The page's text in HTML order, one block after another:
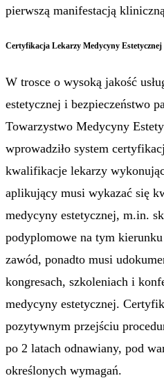
pierwszą manifestacją
Certyfikacja Lekarzy Medycyny Estetycznej
W trosce o wysoką jakość
estetycznej i bezpieczeństwo
Towarzystwo Medycyny
wprowadziło system
kwalifikacje lekarzy
aplikujący musi wykazać się
medycyny estetycznej, m.in.
podyplomowe na tym
zawód, ponadto musi
kongresach, szkoleniach i
medycyny estetycznej.
pozytywnym przejściu
po 2 latach odnawiany, pod
określonych wymagań.